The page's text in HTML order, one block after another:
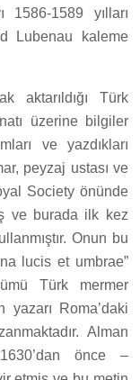
1586-1589 yılları
Lubenau kaleme
aktarıldığı Türk
üzerine bilgiler
ve yazdıkları
peyzaj ustası ve
Society önünde
ve burada ilk kez
Onun bu
lucis et umbrae”
Türk mermer
yazarı Roma’daki
Alman
önce –